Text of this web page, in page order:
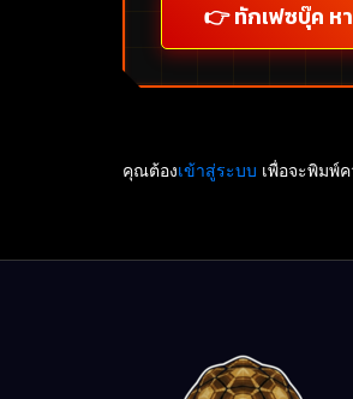
👉 ทักเฟซบุ๊ค ห
คุณต้องเข้าสู่ระบบ เพื่อจะพิมพ์